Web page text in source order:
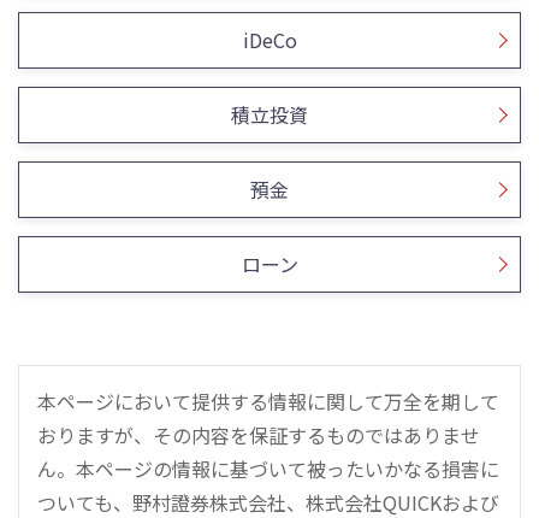
iDeCo
積立投資
預金
ローン
本ページにおいて提供する情報に関して万全を期して
おりますが、その内容を保証するものではありませ
ん。本ページの情報に基づいて被ったいかなる損害に
ついても、野村證券株式会社、株式会社QUICKおよび